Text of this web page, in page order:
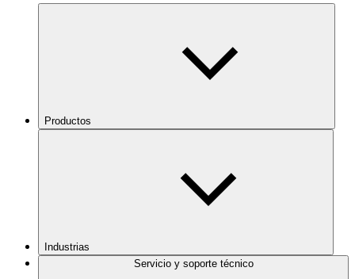
Productos
Industrias
Servicio y soporte técnico